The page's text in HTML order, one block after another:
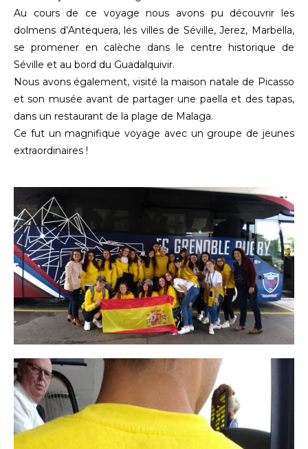
Au cours de ce voyage nous avons pu découvrir les
dolmens d’Antequera, les villes de Séville, Jerez, Marbella,
se promener en calèche dans le centre historique de
Séville et au bord du Guadalquivir.
Nous avons également, visité la maison natale de Picasso
et son musée avant de partager une paella et des tapas,
dans un restaurant de la plage de Malaga.
Ce fut un magnifique voyage avec un groupe de jeunes
extraordinaires !